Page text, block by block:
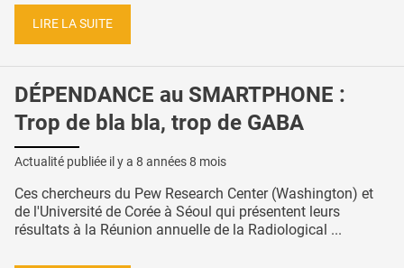
LIRE LA SUITE
DÉPENDANCE au SMARTPHONE :
Trop de bla bla, trop de GABA
Actualité publiée il y a 8 années 8 mois
Ces chercheurs du Pew Research Center (Washington) et
de l'Université de Corée à Séoul qui présentent leurs
résultats à la Réunion annuelle de la Radiological ...